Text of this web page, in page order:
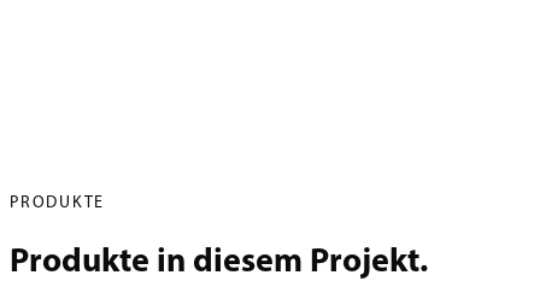
PRODUKTE
Produkte in diesem Projekt.